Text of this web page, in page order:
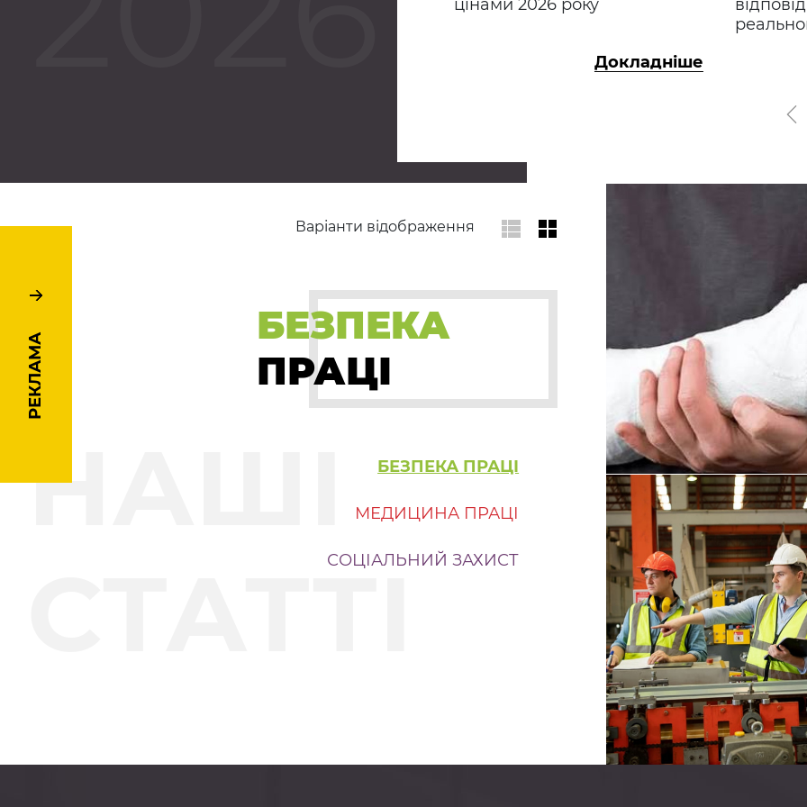
цінами 2026 року
Докладніше
РЕКЛАМА
Варіанти відображення
БЕЗПЕКА
ПРАЦІ
НАШІ
БЕЗПЕКА ПРАЦІ
МЕДИЦИНА ПРАЦІ
СОЦІАЛЬНИЙ ЗАХИСТ
соціального
нещасних випадків
Порівняння української
німецької моделей
страхування від
випадків на виробництві
про значну перевагу
систем...
©
Поведінковий
змінити не
поведінку людей
Чому працівники
правила, навіть коли
знають їх? Чому на
інструкції, навчання,
сучасні засоби захисту,